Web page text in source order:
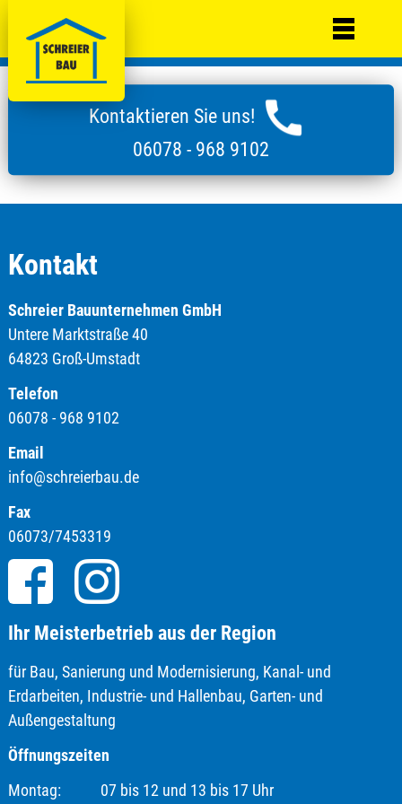
Kontaktieren Sie uns!
06078 - 968 9102
Kontakt
Schreier Bauunternehmen GmbH
Untere Marktstraße 40
64823 Groß-Umstadt
Telefon
06078 - 968 9102
Email
info@schreierbau.de
Fax
06073/7453319
Ihr Meisterbetrieb aus der Region
für Bau, Sanierung und Modernisierung, Kanal- und
Erdarbeiten, Industrie- und Hallenbau, Garten- und
Außengestaltung
Öffnungszeiten
Montag: 07 bis 12 und 13 bis 17 Uhr